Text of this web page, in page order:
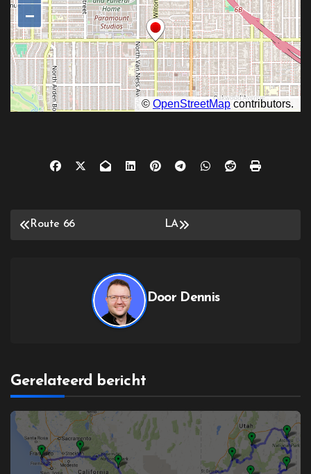
Bericht
Route 66 LA
Door Dennis
Gerelateerd bericht